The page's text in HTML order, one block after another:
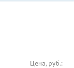
Цена, руб.: